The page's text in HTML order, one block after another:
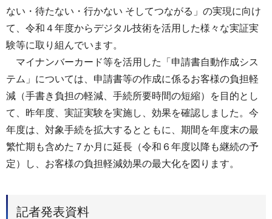
ない・待たない・行かない そしてつながる」の実現に向け
て、令和４年度からデジタル技術を活用した様々な実証実
験等に取り組んでいます。
マイナンバーカード等を活用した「申請書自動作成シス
テム」については、申請書等の作成に係るお客様の負担軽
減（手書き負担の軽減、手続所要時間の短縮）を目的とし
て、昨年度、実証実験を実施し、効果を確認しました。今
年度は、対象手続を拡大するとともに、期間を年度末の最
繁忙期も含めた７か月に延長（令和６年度以降も継続の予
定）し、お客様の負担軽減効果の最大化を図ります。
記者発表資料